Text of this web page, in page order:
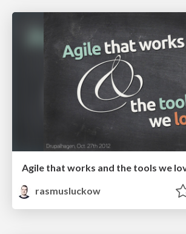
Agile that works and the tools we
rasmusluckow